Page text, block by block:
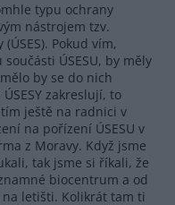
typu ochrany
nástrojem tzv.
Pokud vím,
ÚSESU, by měly
by se do nich
zakreslují, to
ještě na radnici v
na pořízení ÚSESU v
z Moravy. Když jsme
tak jsme si říkali, že
biocentrum a od
letišti. Kolikrát tam ti